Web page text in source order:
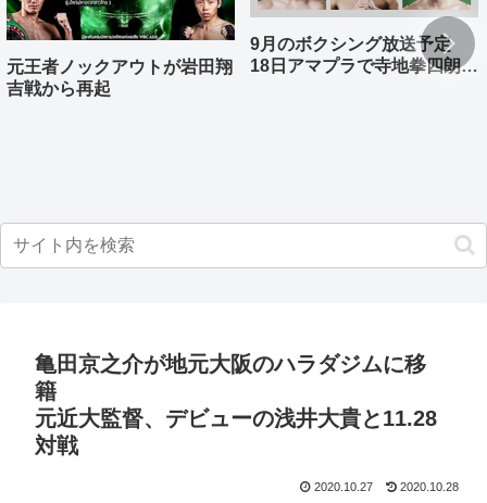
元王者ノックアウトが岩田翔
吉戦から再起
9月のボクシング放送予定
18日アマプラで寺地拳四朗、
亀田京之介が地元大阪のハラダジムに移
籍
元近大監督、デビューの浅井大貴と11.28
対戦
2020.10.27 2020.10.28